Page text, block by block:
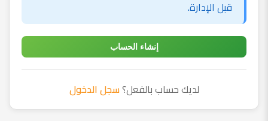
قبل الإدارة.
إنشاء الحساب
لديك حساب بالفعل؟سجل الدخول